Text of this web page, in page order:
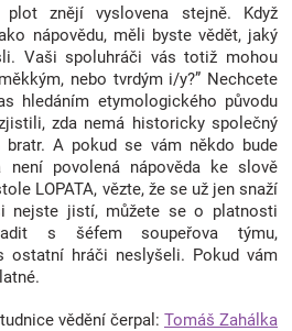
znějí vyslovena stejně. Když
nápovědu, měli byste vědět, jaký
Vaši spoluhráči vás totiž mohou
nebo tvrdým i/y?” Nechcete
hledáním etymologického původu
zda nemá historicky společný
A pokud se vám někdo bude
není povolená nápověda ke slově
LOPATA, vězte, že se už jen snaží
nejste jistí, můžete se o platnosti
s šéfem soupeřova týmu,
ostatní hráči neslyšeli. Pokud vám
vědění čerpal: Tomáš Zahálka